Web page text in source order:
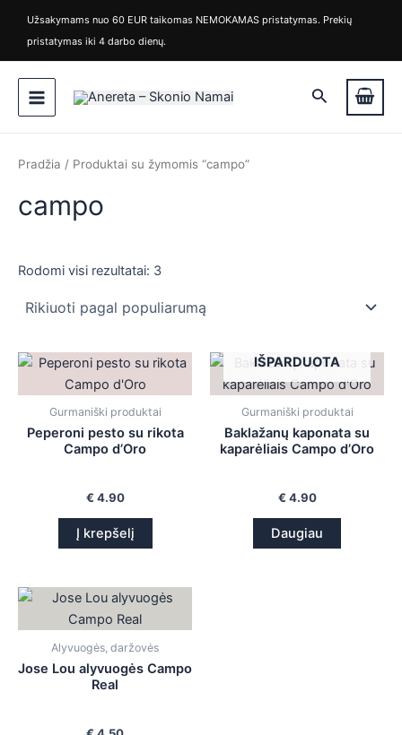
turinio
Užsakymams nuo 60 EUR taikomas NEMOKAMAS pristatymas. Prekių
pristatymas iki 4 darbo dienų.
Main
Menu
Paieška
k
a
n
s
k
i
Pradžia / Produktai su žymomis “campo”
campo
Rodomi visi rezultatai: 3
pagal
Gurmaniški produktai
Peperoni pesto su rikota
Campo d’Oro
€ 4.90
Į krepšelį
IŠPARDUOTA
Gurmaniški produktai
Baklažanų kaponata su
kaparėliais Campo d’Oro
€ 4.90
Daugiau
Alyvuogės, daržovės
Jose Lou alyvuogės Campo
Real